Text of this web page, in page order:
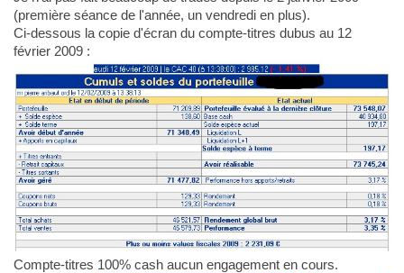
(première séance de l'année, un vendredi en plus).
Ci-dessous la copie d'écran du compte-titres dubus au 12
février 2009 :
Compte-titres 100% cash aucun engagement en cours.